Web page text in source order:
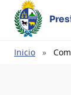
Ruta
Inicio